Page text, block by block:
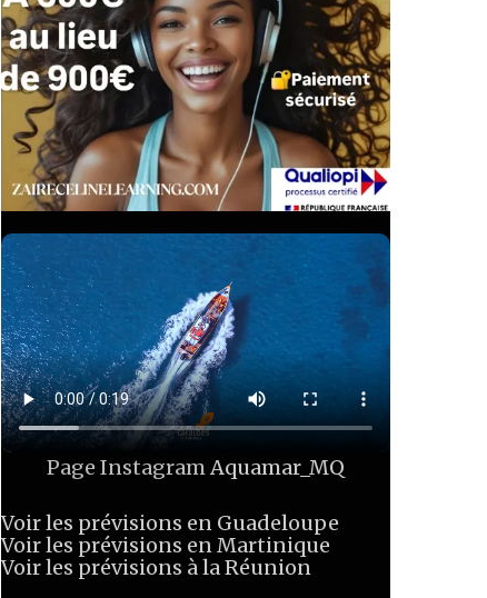
Page InstagramAquamar_MQ
Voir les prévisions en Guadeloupe
Voir les prévisions en Martinique
Voir les prévisions à la Réunion